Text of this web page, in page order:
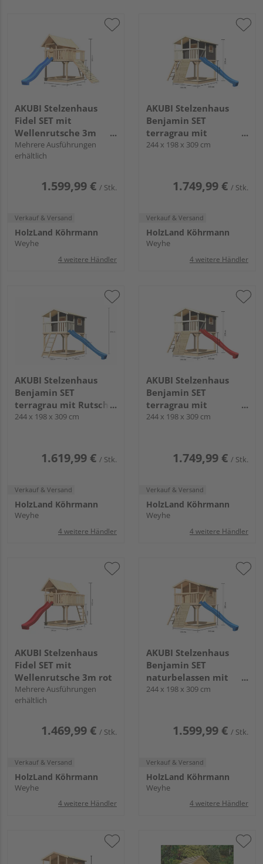
AKUBI Stelzenhaus
Fidel SET mit
Wellenrutsche 3m
blau Holzrampe
Mehrere Ausführungen
erhältlich
1.599,99 € / Stk.
Verkauf & Versand
HolzLand Köhrmann
Weyhe
4 weitere Händler
AKUBI Stelzenhaus
Benjamin SET
terragrau mit
Holzrampe Rutsche
244 x 198 x 309 cm
1.749,99 € / Stk.
Verkauf & Versand
HolzLand Köhrmann
Weyhe
4 weitere Händler
AKUBI Stelzenhaus
Benjamin SET
terragrau mit Rutsche
blau
244 x 198 x 309 cm
1.619,99 € / Stk.
Verkauf & Versand
HolzLand Köhrmann
Weyhe
4 weitere Händler
AKUBI Stelzenhaus
Benjamin SET
terragrau mit
Holzrampe Rutsche
244 x 198 x 309 cm
1.749,99 € / Stk.
Verkauf & Versand
HolzLand Köhrmann
Weyhe
4 weitere Händler
AKUBI Stelzenhaus
Fidel SET mit
Wellenrutsche 3m rot
Mehrere Ausführungen
erhältlich
1.469,99 € / Stk.
Verkauf & Versand
HolzLand Köhrmann
Weyhe
4 weitere Händler
AKUBI Stelzenhaus
Benjamin SET
naturbelassen mit
Holzrampe Rutsche
244 x 198 x 309 cm
1.599,99 € / Stk.
Verkauf & Versand
HolzLand Köhrmann
Weyhe
4 weitere Händler